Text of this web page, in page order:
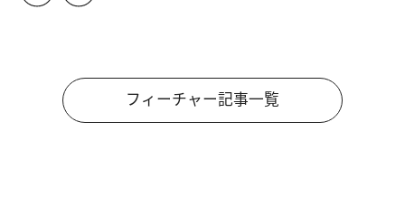
フィーチャー記事一覧